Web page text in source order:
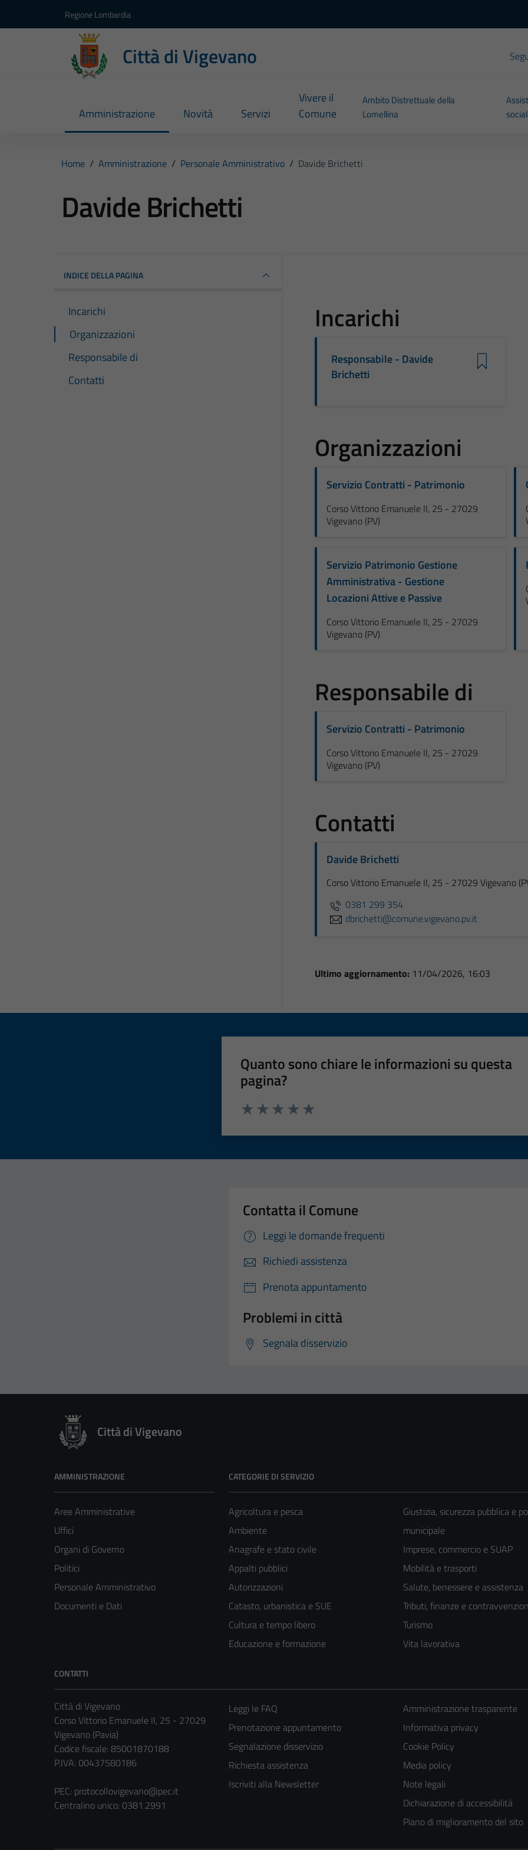
Regione Lombardia
Città di Vigevano
Amministrazione Novità Servizi
Vivere il
Comune
Ambito Distrettuale della
Lomellina
Home / Amministrazione / Personale Amministrativo / Davide Brichetti
Davide Brichetti
INDICE DELLA PAGINA
Incarichi
Organizzazioni
Responsabile di
Contatti
Incarichi
Responsabile - Davide
Brichetti
Organizzazioni
Servizio Contratti - Patrimonio
Corso Vittorio Emanuele II, 25 - 27029
Vigevano (PV)
Servizio Patrimonio Gestione
Amministrativa - Gestione
Locazioni Attive e Passive
Corso Vittorio Emanuele II, 25 - 27029
Vigevano (PV)
Responsabile di
Servizio Contratti - Patrimonio
Corso Vittorio Emanuele II, 25 - 27029
Vigevano (PV)
Contatti
Davide Brichetti
Corso Vittorio Emanuele II, 25 - 27029 Vigevano
0381 299 354
dbrichetti@comune.vigevano.pv.it
Ultimo aggiornamento: 11/04/2026, 16:03
Quanto sono chiare le informazioni su questa
pagina?
Contatta il Comune
Leggi le domande frequenti
Richiedi assistenza
Prenota appuntamento
Problemi in città
Segnala disservizio
Città di Vigevano
AMMINISTRAZIONE
Aree Amministrative
Uffici
Organi di Governo
Politici
Personale Amministrativo
Documenti e Dati
CATEGORIE DI SERVIZIO
Agricoltura e pesca
Ambiente
Anagrafe e stato civile
Appalti pubblici
Autorizzazioni
Catasto, urbanistica e SUE
Cultura e tempo libero
Educazione e formazione
Giustizia, sicurezza pubblica e
municipale
Imprese, commercio e SUAP
Mobilità e trasporti
Salute, benessere e assistenza
Tributi, finanze e
Turismo
Vita lavorativa
CONTATTI
Città di Vigevano
Corso Vittorio Emanuele II, 25 - 27029
Vigevano (Pavia)
Codice fiscale: 85001870188
P.IVA: 00437580186
PEC: protocollovigevano@pec.it
Centralino unico: 0381.2991
Leggi le FAQ
Prenotazione appuntamento
Segnalazione disservizio
Richiesta assistenza
Iscriviti alla Newsletter
Amministrazione trasparente
Informativa privacy
Cookie Policy
Media policy
Note legali
Dichiarazione di accessibilità
Piano di miglioramento del sito